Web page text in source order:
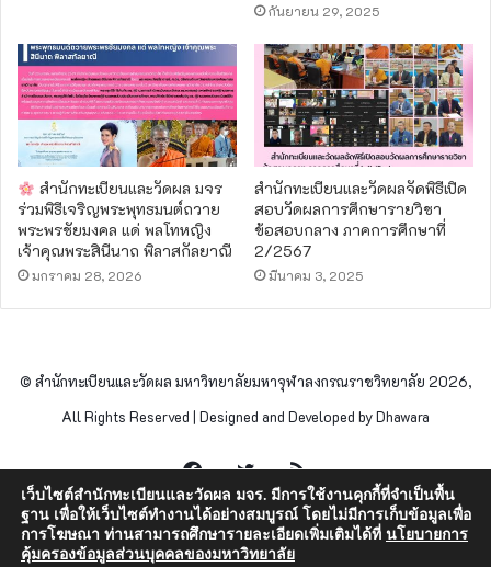
กันยายน 29, 2025
สำนักทะเบียนและวัดผล มจร
ร่วมพิธีเจริญพระพุทธมนต์ถวาย
พระพรชัยมงคล แด่ พลโทหญิง
เจ้าคุณพระสินีนาถ พิลาสกัลยาณี
มกราคม 28, 2026
สำนักทะเบียนและวัดผลจัดพิธีเปิด
สอบวัดผลการศึกษารายวิชา
ข้อสอบกลาง ภาคการศึกษาที่
2/2567
มีนาคม 3, 2025
© สำนักทะเบียนและวัดผล มหาวิทยาลัยมหาจุฬาลงกรณราชวิทยาลัย 2026,
All Rights Reserved | Designed and Developed by Dhawara
FacebookTwitterRSS
เว็บไซต์สำนักทะเบียนและวัดผล มจร. มีการใช้งานคุกกี้ที่จำเป็นพื้น
ฐาน เพื่อให้เว็บไซต์ทำงานได้อย่างสมบูรณ์ โดยไม่มีการเก็บข้อมูลเพื่อ
การโฆษณา ท่านสามารถศึกษารายละเอียดเพิ่มเติมได้ที่ นโยบายการ
คุ้มครองข้อมูลส่วนบุคคลของมหาวิทยาลัย